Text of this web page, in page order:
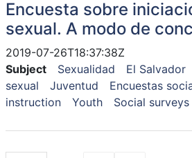
Encuesta sobre
sexual. A modo de
2019-07-26T18:37:38Z
Subject
Sexualidad El Salvador
sexual
Juventud Encuestas
instruction
Youth Social surveys